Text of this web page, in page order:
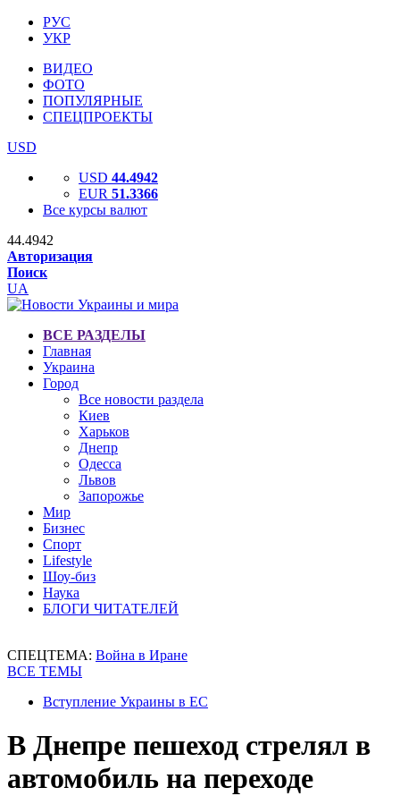
РУС
УКР
ВИДЕО
ФОТО
ПОПУЛЯРНЫЕ
СПЕЦПРОЕКТЫ
USD
USD 44.4942
EUR 51.3366
Все курсы валют
44.4942
Авторизация
Поиск
UA
ВСЕ РАЗДЕЛЫ
Главная
Украина
Город
Все новости раздела
Киев
Харьков
Днепр
Одесса
Львов
Запорожье
Мир
Бизнес
Спорт
Lifestyle
Шоу-биз
Наука
БЛОГИ ЧИТАТЕЛЕЙ
СПЕЦТЕМА: Война в Иране
ВСЕ ТЕМЫ
Вступление Украины в ЕС
В Днепре пешеход стрелял в
автомобиль на переходе